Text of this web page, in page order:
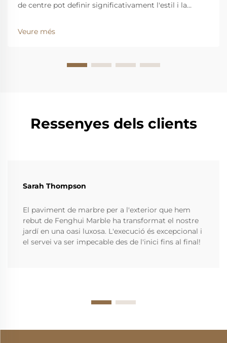
de centre pot definir significativament l'estil i la
opcions, la taula de centre rodona de marbre amb
estil vintage destaca com una peça atemporal que
Veure més
Ressenyes dels clients
Sarah Thompson
El paviment de marbre per a l'exterior que hem
rebut de Fenghui Marble ha transformat el nostre
jardí en una oasi luxosa. L'execució és excepcional i
el servei va ser impecable des de l'inici fins al final!